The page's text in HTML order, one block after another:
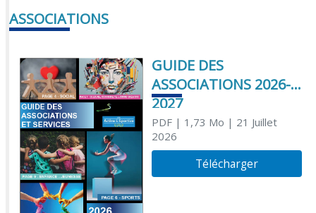
ASSOCIATIONS
GUIDE DES
ASSOCIATIONS 2026-
2027
PDF| 1,73 Mo | 21 Juillet
2026
Télécharger